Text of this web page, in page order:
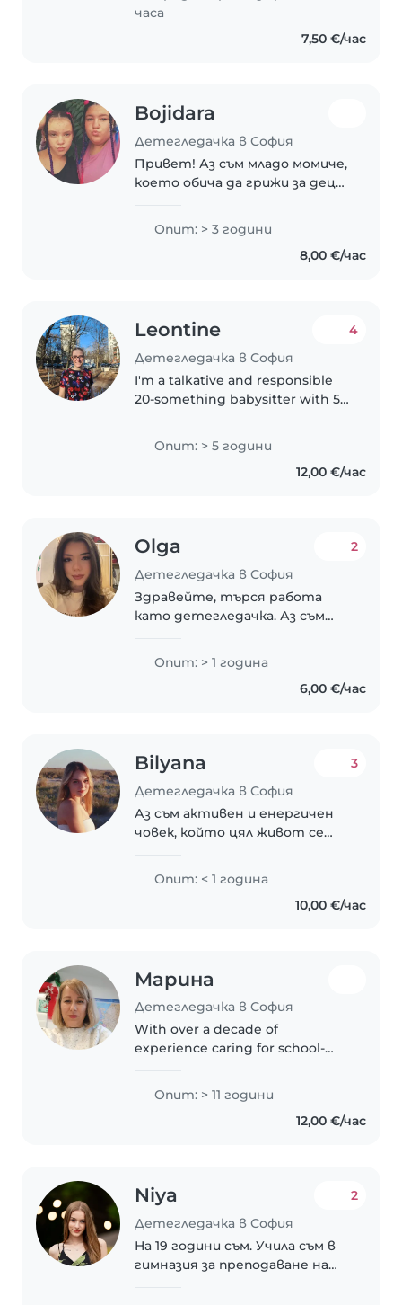
persona imaginativa, divertida y
часа
7,50 €/час
Bojidara
Детегледачка в София
Привет! Аз съм младо момиче,
което обича да грижи за деца.
възрасти – от бебета до
тийнейджъри. Мога да ви
Опит: > 3 години
8,00 €/час
Leontine
Детегледачка в София
4
I'm a talkative and responsible
20-something babysitter with 5
gradeschoolers, and teenagers.
I'm comfortable with pets,
Опит: > 5 години
12,00 €/час
Olga
Детегледачка в София
2
Здравейте, търся работа
като детегледачка. Аз съм
Стремя се да създавам
сигурна и приятна среда и
Опит: > 1 година
6,00 €/час
Bilyana
Детегледачка в София
3
Аз съм активен и енергичен
човек, който цял живот се
предизвикателства.
Израствала съм с братя и
Опит: < 1 година
10,00 €/час
Марина
Детегледачка в София
With over a decade of
experience caring for school-
every family I work with. As an
experienced parent and teacher,
Опит: > 11 години
12,00 €/час
Niya
Детегледачка в София
2
На 19 години съм. Учила съм в
гимназия за преподаване на